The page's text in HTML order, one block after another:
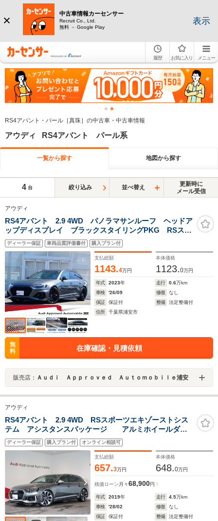
中古車情報カーセンサー
Recruit Co., Ltd.
無料 － Google Play
表示
履歴 お気に入り メニュー
RS4アバント・パール［真珠］の中古車・中古車情報
アウディ RS4アバント パール系
一覧から探す 地図から探す
4 台 絞り込み 並べ替え
更新時に
メール受信
アウディ
RS4アバント 2.9 4WD パノラマサンルーフ ヘッドア
ップディスプレイ ブラックスタイリングPKG RSスポ
ーツエキゾースト RSデザインPKGレッド パークアシ
スト キャリパーレッド プライバシーガラス TV
ディーラー保証 車両品質評価書付 購入プラン付
支払総額
1143.4万円
本体価格
1123.0万円
年式 2023年 走行 0.6万km
車検
'26/09 修復
なし
保証
保証付 整備
法定整備付
住所
千葉県浦安市
無
料
在庫確認・見積依頼
販売店： Ａｕｄｉ Ａｐｐｒｏｖｅｄ Ａｕｔｏｍｏｂｉｌｅ浦安
アウディ
RS4アバント 2.9 4WD RSスポーツエキゾーストシス
テム アシスタンスパッケージ アルミホイールダブ
ルスポークエッジデザイングロスアンスラサイトブラッ
クポリッシュト
ディーラー保証 購入プラン付 オンライン相談可
支払総額
657.3万円
本体価格
648.0万円
残価ローン 月々68,900円
年式 2019年 走行 4.5万km
車検
'28/02 修復
なし
保証
保証付 整備
法定整備付